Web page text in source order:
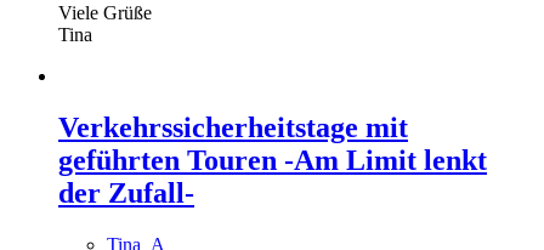
Viele Grüße
Tina
Verkehrssicherheitstage mit
geführten Touren -Am Limit lenkt
der Zufall-
Tina_A